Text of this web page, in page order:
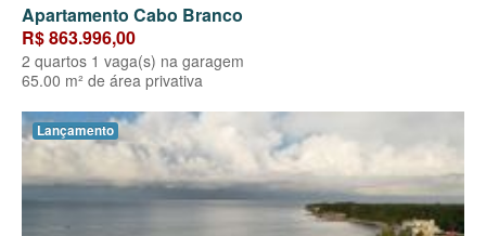
Apartamento Cabo Branco
R$ 863.996,00
2 quartos 1 vaga(s) na garagem
65.00 m² de área privativa
Lançamento